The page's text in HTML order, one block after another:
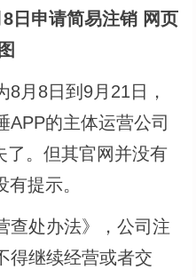
日申请简易注销 网页
8日到9月21日，
APP的主体运营公司
了。但其官网并没有
提示。
处办法》，公司注
得继续经营或者交